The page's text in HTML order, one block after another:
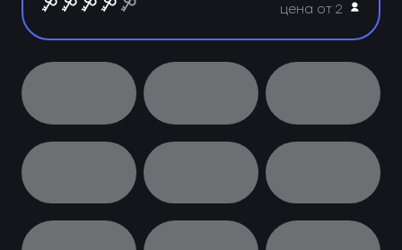
цена от 2